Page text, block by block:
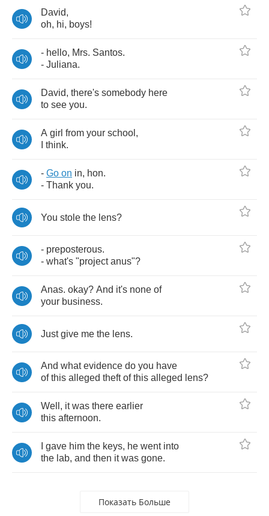
David,
oh, hi, boys!
- hello, Mrs. Santos.
- Juliana.
David, there's somebody here
to see you.
A girl from your school ,
think.
- Go on in, hon.
- Thank you.
You stole the lens?
- preposterous.
- what's "project anus"?
Anas. okay? And it's none of
your business.
Just give me the lens.
And what evidence do you have
of this alleged theft of this alleged lens?
Well , it was there earlier
this afternoon.
gave him the keys, he went into
the lab, and then it was gone.
Показать Больше